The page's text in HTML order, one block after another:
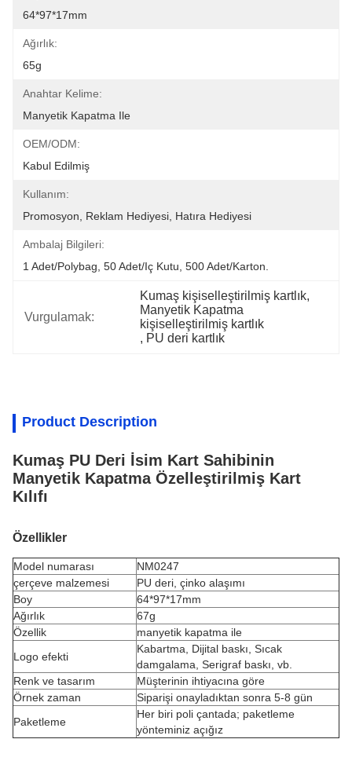
64*97*17mm
Ağırlık:
65g
Anahtar Kelime:
Manyetik Kapatma Ile
OEM/ODM:
Kabul Edilmiş
Kullanım:
Promosyon, Reklam Hediyesi, Hatıra Hediyesi
Ambalaj Bilgileri:
1 Adet/polybag, 50 Adet/iç Kutu, 500 Adet/karton.
Vurgulamak:
Kumaş kişiselleştirilmiş kartlık,
Manyetik Kapatma
kişiselleştirilmiş kartlık
, PU deri kartlık
Product Description
Kumaş PU Deri İsim Kart Sahibinin
Manyetik Kapatma Özelleştirilmiş Kart
Kılıfı
Özellikler
Model numarası
NM0247
çerçeve malzemesi
PU deri, çinko alaşımı
Boy
64*97*17mm
Ağırlık
67g
Özellik
manyetik kapatma ile
Logo efekti
Kabartma, Dijital baskı, Sıcak
damgalama, Serigraf baskı, vb.
Renk ve tasarım
Müşterinin ihtiyacına göre
Örnek zaman
Siparişi onayladıktan sonra 5-8 gün
Paketleme
Her biri poli çantada; paketleme
yönteminiz açığız